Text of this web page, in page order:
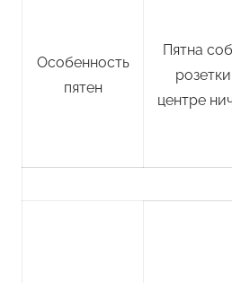
Особенность
пятен
Пятна
центре